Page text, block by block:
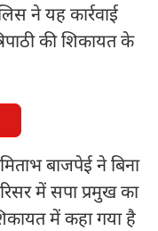
ने यह कार्रवाई
की शिकायत के
बाजपेई ने बिना
में सपा प्रमुख का
में कहा गया है